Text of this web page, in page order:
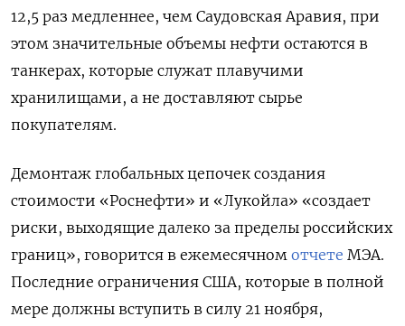
12,5 раз медленнее, чем Саудовская Аравия, при
этом значительные объемы нефти остаются в
танкерах, которые служат плавучими
хранилищами, а не доставляют сырье
покупателям.
Демонтаж глобальных цепочек создания
стоимости «Роснефти» и «Лукойла» «создает
риски, выходящие далеко за пределы российских
границ», говорится в ежемесячном отчете МЭА.
Последние ограничения США, которые в полной
мере должны вступить в силу 21 ноября,